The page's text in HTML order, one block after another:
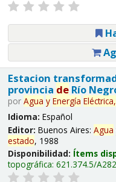
Estacion
provincia deRío
por Agua y Energía Eléctrica,
Idioma: Español
Editor: Buenos Aires: Agua
estado, 1988
Disponibilidad: Ítems
topográfica: 621.374.5/